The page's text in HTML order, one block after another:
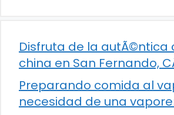
Disfruta de la autÃ©ntica
china en San Fernando,
Preparando comida al
necesidad de una